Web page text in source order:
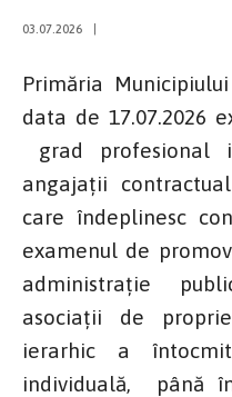
03.07.2026
Primăria
data de 17.07.2026
grad profesional
angajații
care îndeplinesc
examenul de
administrație
asociații de
ierarhic a
individuală, până